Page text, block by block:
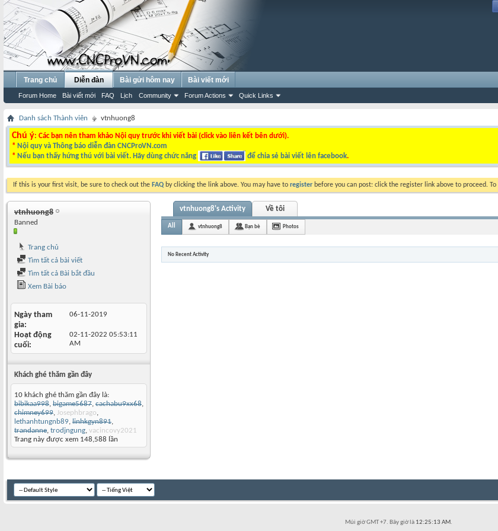
Trang chủ Diễn đàn
Forum Home Bài viết mới FAQ Lịch Community Forum Actions Quick Links
Bài gửi hôm nay Bài viết mới
Danh sách Thành viên vtnhuong8
Chú ý: Các bạn nên tham khảo Nội quy trước khi viết bài (click vào liên kết bên dưới).
* Nội quy và Thông báo diễn đàn CNCProVN.com
* Nếu bạn thấy hứng thú với bài viết. Hãy dùng chức năng để chia sẻ bài viết lên facebook.
If this is your first visit, be sure to check out the FAQ by clicking the link above. You may have to register before you can post: click the register link above to proceed.
vtnhuong8
Banned
Trang chủ
Tìm tất cả bài viết
Tìm tất cả Bài bắt đầu
Xem Bài báo
Ngày tham
gia
06-11-2019
Hoạt động
cuối
02-11-2022 05:53:11
AM
Khách ghé thăm gần đây
10 khách ghé thăm gần đây là:
bibikaa998, bigame5687, cachabu9xx68,
chimney699, Josephbrago,
lethanhtungnb89, linhkgyn891,
trandanne, trodjngung, vacincovy2021
Trang này được xem 148,588 lần
vtnhuong8's Activity Về tôi
All vtnhuong8 Bạn bè Photos
No Recent Activity
Múi giờ GMT +7. Bây giờ là 12:25:13 AM.